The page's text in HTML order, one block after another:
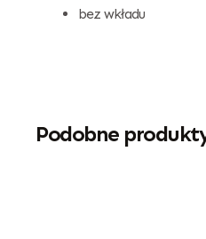
bez wkładu
Podobne